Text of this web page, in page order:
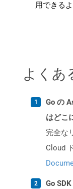
用できる
よくあ
Go の
はどこ
完全な
Cloud
Go